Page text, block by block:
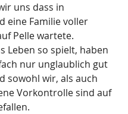
uns dass in
eine Familie voller
Pelle wartete.
Leben so spielt, haben
nur unglaublich gut
sowohl wir, als auch
Vorkontrolle sind auf